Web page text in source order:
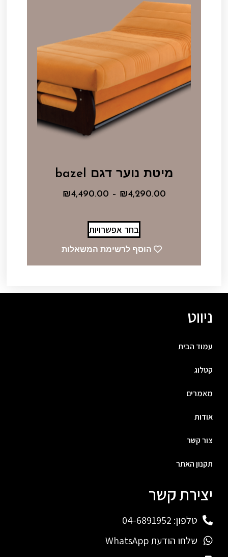
מיטת נוער דגם bazel
₪4,290.00
–
₪4,490.00
בחר אפשרויות
הוסף לרשימת המשאלות
ניווט
עמוד הבית
קטלוג
מאמרים
אודות
צור קשר
תקנון האתר
יצירת קשר
טלפון: 04-6891952
שלחו הודעת WhatsApp